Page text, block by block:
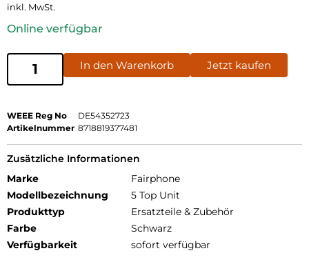
inkl. MwSt.
Online verfügbar
In den Warenkorb Jetzt kaufen
WEEE Reg No
DE54352723
Artikelnummer 8718819377481
Zusätzliche Informationen
Marke
Fairphone
Modellbezeichnung
5 Top Unit
Produkttyp
Ersatzteile & Zubehör
Farbe
Schwarz
Verfügbarkeit
sofort verfügbar